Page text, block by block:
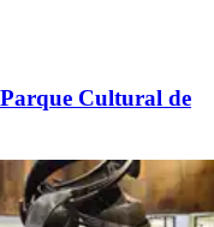
Cultural de